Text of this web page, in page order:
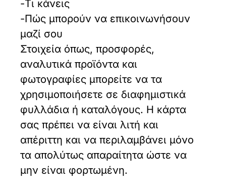
-Τι κάνεις
-Πώς μπορούν να επικοινωνήσουν
μαζί σου
Στοιχεία όπως, προσφορές,
αναλυτικά προϊόντα και
φωτογραφίες μπορείτε να τα
χρησιμοποιήσετε σε διαφημιστικά
φυλλάδια ή καταλόγους. Η κάρτα
σας πρέπει να είναι λιτή και
απέριττη και να περιλαμβάνει μόνο
τα απολύτως απαραίτητα ώστε να
μην είναι φορτωμένη.